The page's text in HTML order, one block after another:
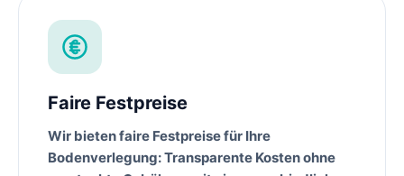
Faire Festpreise
Wir bieten faire Festpreise für Ihre
Bodenverlegung: Transparente Kosten ohne